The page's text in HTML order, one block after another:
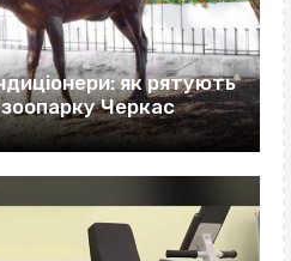
як рятують
Черкас